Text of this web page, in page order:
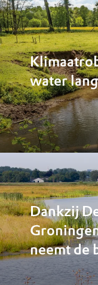
water
Dankzij
neemt de